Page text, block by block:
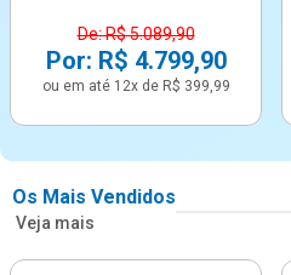
De: R$ 5.089,90
Por: R$ 4.799,90
ou em até 12x de R$ 399,99
Os Mais Vendidos
Veja mais